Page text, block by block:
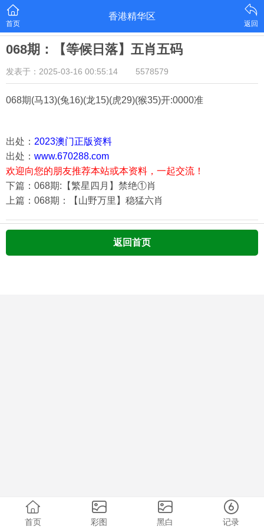
首页
香港精华区
返回
068期：【等候日落】五肖五码
发表于：2025-03-16 00:55:14 5578579
068期(马13)(兔16)(龙15)(虎29)(猴35)开:0000准
出处： 2023澳门正版资料
出处： www.670288.com
欢迎向您的朋友推荐本站或本资料，一起交流！
下篇：068期:【繁星四月】禁绝①肖
上篇：068期：【山野万里】稳猛六肖
返回首页
首页 彩图 黑白 记录